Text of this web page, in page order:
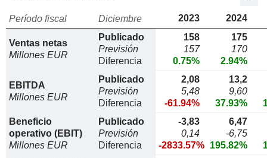
Período fiscal Diciembre 2023 2024
Ventas netas
Millones EUR
Publicado
Previsión
Diferencia
158
157
0.75%
175
170
2.94%
EBITDA
Millones EUR
Publicado
Previsión
Diferencia
2,08
5,48
-61.94%
13,2
9,60
37.93%
Beneficio
operativo (EBIT)
Millones EUR
Publicado
Previsión
Diferencia
-3,83
0,14
-2833.57%
6,47
-6,75
195.82%